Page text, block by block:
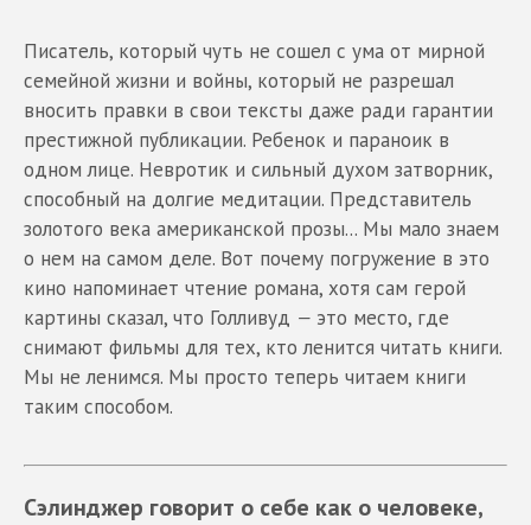
Писатель, который чуть не сошел с ума от мирной
семейной жизни и войны, который не разрешал
вносить правки в свои тексты даже ради гарантии
престижной публикации. Ребенок и параноик в
одном лице. Невротик и сильный духом затворник,
способный на долгие медитации. Представитель
золотого века американской прозы... Мы мало знаем
о нем на самом деле. Вот почему погружение в это
кино напоминает чтение романа, хотя сам герой
картины сказал, что Голливуд — это место, где
снимают фильмы для тех, кто ленится читать книги.
Мы не ленимся. Мы просто теперь читаем книги
таким способом.
Сэлинджер говорит о себе как о человеке,